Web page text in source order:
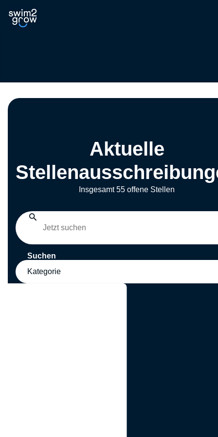
Aktuelle
Insgesamt 55 offene Stellen
Suchen
Kategorie